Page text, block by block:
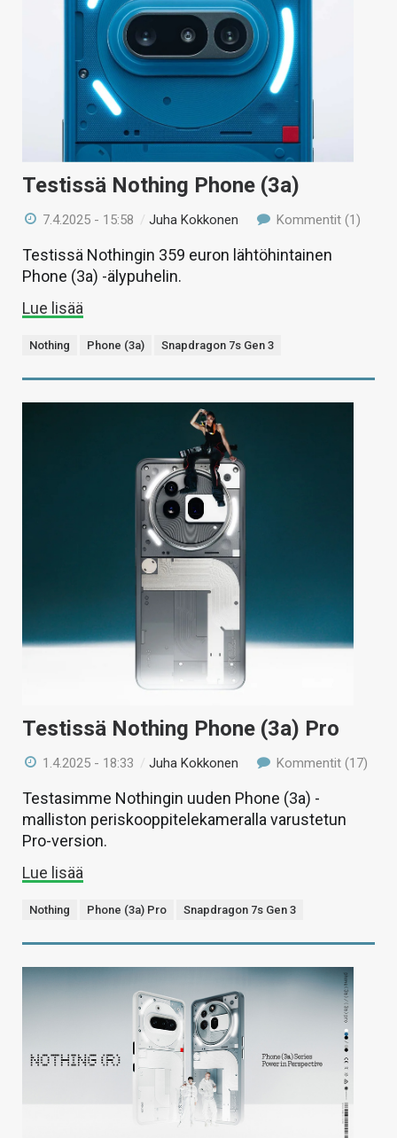
Testissä Nothing Phone (3a)
7.4.2025 - 15:58 /Juha Kokkonen Kommentit (1)
Testissä Nothingin 359 euron lähtöhintainen
Phone (3a) -älypuhelin.
Lue lisää
Nothing Phone (3a) Snapdragon 7s Gen 3
Testissä Nothing Phone (3a) Pro
1.4.2025 - 18:33 /Juha Kokkonen Kommentit (17)
Testasimme Nothingin uuden Phone (3a) -
malliston periskooppitelekameralla varustetun
Pro-version.
Lue lisää
Nothing Phone (3a) Pro Snapdragon 7s Gen 3